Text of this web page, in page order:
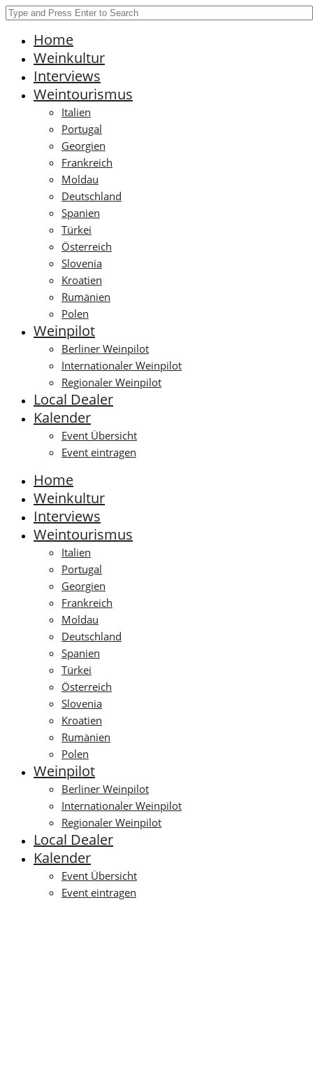
Home
Weinkultur
Interviews
Weintourismus
Italien
Portugal
Georgien
Frankreich
Moldau
Deutschland
Spanien
Türkei
Österreich
Slovenia
Kroatien
Rumänien
Polen
Weinpilot
Berliner Weinpilot
Internationaler Weinpilot
Regionaler Weinpilot
Local Dealer
Kalender
Event Übersicht
Event eintragen
Home
Weinkultur
Interviews
Weintourismus
Italien
Portugal
Georgien
Frankreich
Moldau
Deutschland
Spanien
Türkei
Österreich
Slovenia
Kroatien
Rumänien
Polen
Weinpilot
Berliner Weinpilot
Internationaler Weinpilot
Regionaler Weinpilot
Local Dealer
Kalender
Event Übersicht
Event eintragen